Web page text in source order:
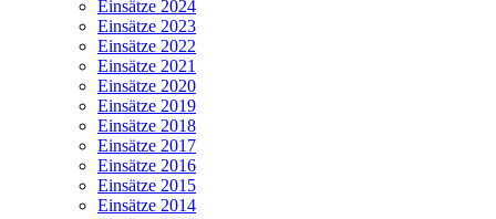
Einsätze 2024
Einsätze 2023
Einsätze 2022
Einsätze 2021
Einsätze 2020
Einsätze 2019
Einsätze 2018
Einsätze 2017
Einsätze 2016
Einsätze 2015
Einsätze 2014